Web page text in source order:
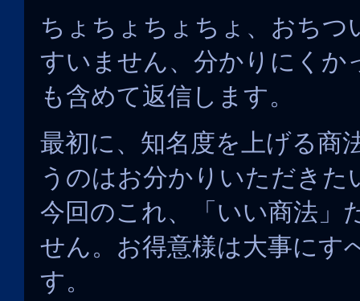
ちょちょちょちょ、おちつ
すいません、分かりにくか
も含めて返信します。
最初に、知名度を上げる商
うのはお分かりいただきた
今回のこれ、「いい商法」
せん。お得意様は大事にす
す。